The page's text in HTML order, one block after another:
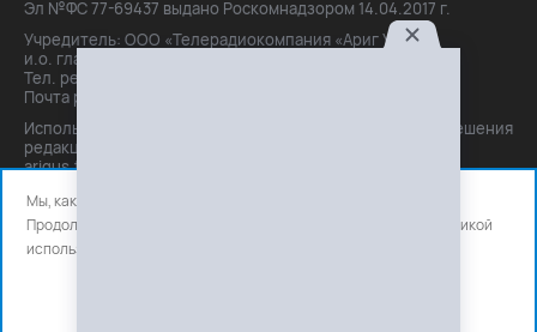
Эл №ФС 77-69437 выдано Роскомнадзором 14.04.2017 г.
Учредитель: ООО «Телерадиокомпания «Ариг Ус»,
и.о. главного редактора: Маханова О.Б.
Тел. peдakции: +7(3012)21-30-14,
Почта peдakции: editor@arigus.tv
Использование материалов только с письменного разрешения
редакции. При цитировании прямая активная ссылка на
arigus.tv обязательна.
Мы, как и все используем файлы cookie и сервисы аналитики.
Продолжая использовать сайт, вы соглашаетесь с нашей
политикой
использования